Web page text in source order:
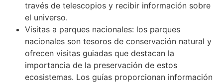
través de telescopios y recibir información sobre
el universo.
Visitas a parques nacionales: los parques
nacionales son tesoros de conservación natural y
ofrecen visitas guiadas que destacan la
importancia de la preservación de estos
ecosistemas. Los guías proporcionan información